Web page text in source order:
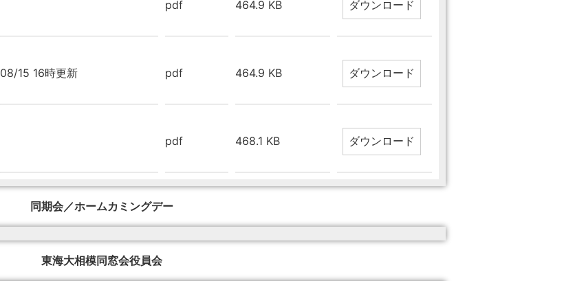
pdf 464.9 KB
08/15 16時更新 pdf 464.9 KB
pdf 468.1 KB
同期会／ホームカミングデー
東海大相模同窓会役員会